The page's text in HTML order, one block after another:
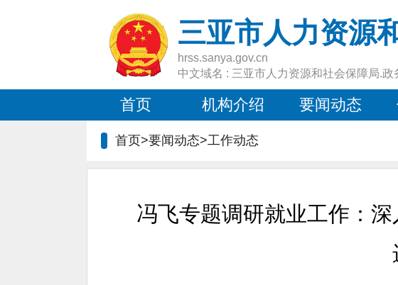
三亚市人力资源
hrss.sanya.gov.cn
中文域名 : 三亚市人力资源和社会保障局.政
首页 机构介绍 要闻动态
首页>要闻动态>工作动态
冯飞专题调研就业工作：